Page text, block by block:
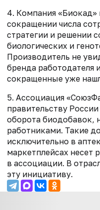
4. Компания
сокращении числа
стратегии и решении
биологических и
Производитель не
бренда работодателя
сокращенные уже
5. Ассоциация
правительству
оборота биодобавок,
работниками. Такие
исключительно в
маркетплейсах несет
в ассоциации. В
эту инициативу.